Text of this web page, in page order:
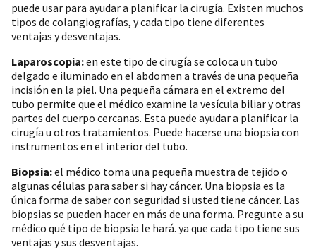
puede usar para ayudar a planificar la cirugía. Existen muchos
tipos de colangiografías, y cada tipo tiene diferentes
ventajas y desventajas.
Laparoscopia:en este tipo de cirugía se coloca un tubo
delgado e iluminado en el abdomen a través de una pequeña
incisión en la piel. Una pequeña cámara en el extremo del
tubo permite que el médico examine la vesícula biliar y otras
partes del cuerpo cercanas. Esta puede ayudar a planificar la
cirugía u otros tratamientos. Puede hacerse una biopsia con
instrumentos en el interior del tubo.
Biopsia:el médico toma una pequeña muestra de tejido o
algunas células para saber si hay cáncer. Una biopsia es la
única forma de saber con seguridad si usted tiene cáncer. Las
biopsias se pueden hacer en más de una forma. Pregunte a su
médico qué tipo de biopsia le hará. ya que cada tipo tiene sus
ventajas y sus desventajas.